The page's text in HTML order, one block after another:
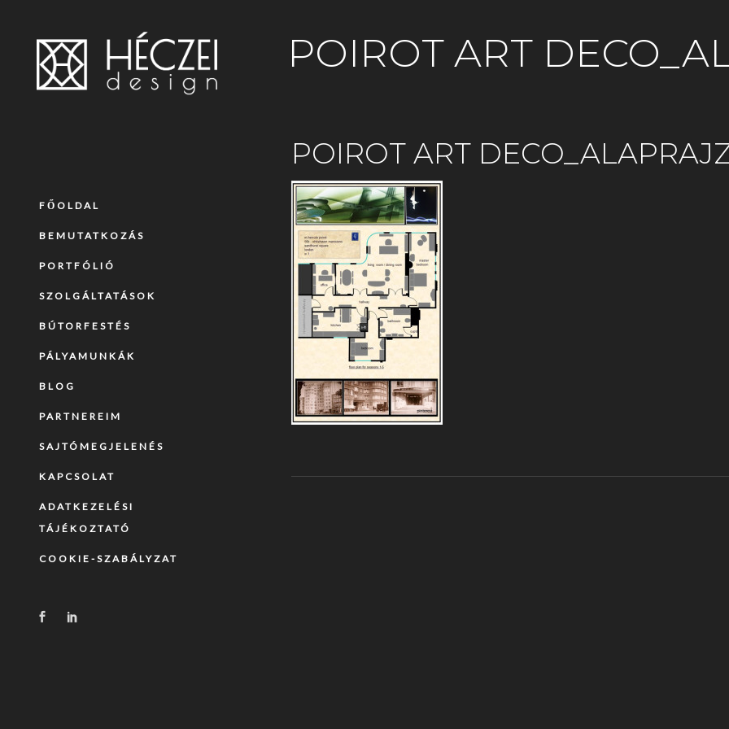
FŐOLDAL
BEMUTATKOZÁS
PORTFÓLIÓ
SZOLGÁLTATÁSOK
BÚTORFESTÉS
PÁLYAMUNKÁK
BLOG
PARTNEREIM
SAJTÓMEGJELENÉS
KAPCSOLAT
ADATKEZELÉSI
TÁJÉKOZTATÓ
COOKIE-SZABÁLYZAT
POIROT ART
POIROT ART